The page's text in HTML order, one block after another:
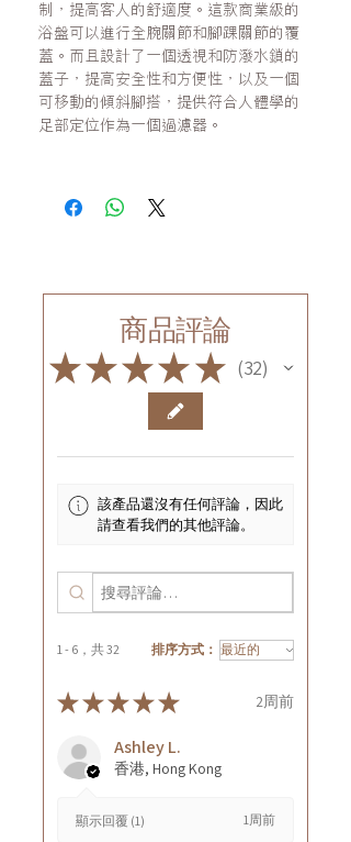
制，提高客人的舒適度。這款商業級的
浴盤可以進行全腕關節和腳踝關節的覆
蓋。而且設計了一個透視和防潑水鎖的
蓋子，提高安全性和方便性，以及一個
可移動的傾斜腳搭，提供符合人體學的
足部定位作為一個過濾器。
商品評論
★★★★★ 32
32
該產品還沒有任何評論，因此
請查看我們的其他評論。
1 - 6，共 32 排序方式：
★★★★★ 2周前
Ashley L.
香港, Hong Kong
顯示回覆 (1) 1周前